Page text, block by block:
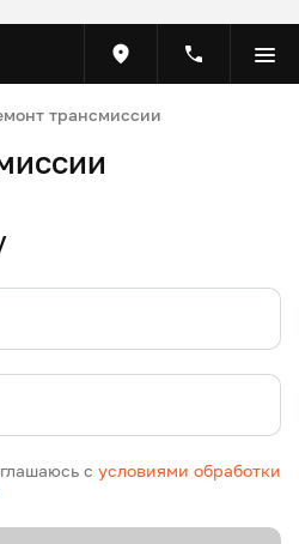
трансмиссии
с условиями обработки